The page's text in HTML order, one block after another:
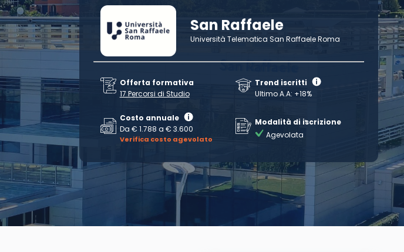
San Raffaele
Università Telematica San Raffaele Roma
Offerta formativa
17 Percorsi di Studio
Trend iscritti
Ultimo A.A: +18%
Costo annuale
Da € 1.788 a € 3.600
Verifica costo agevolato
Modalità di iscrizione
Agevolata